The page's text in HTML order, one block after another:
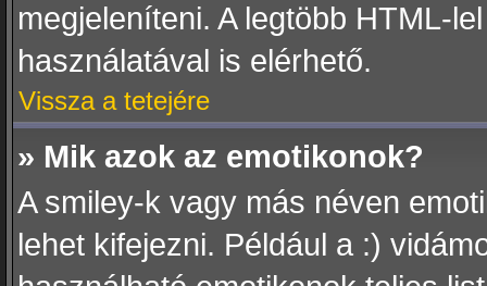
megjeleníteni. A legtöbb HTML-
használatával is elérhető.
Vissza a tetejére
» Mik azok az emotikonok?
A smiley-k vagy más néven
lehet kifejezni. Például a :)